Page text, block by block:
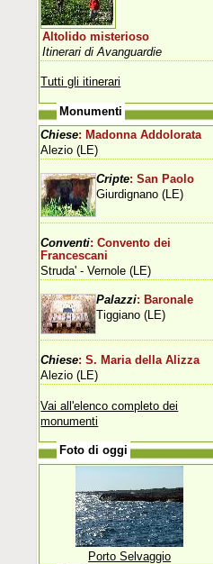
Altolido misterioso
Itinerari di Avanguardie
Tutti gli itinerari
Monumenti
Chiese: Madonna Addolorata
Alezio (LE)
Cripte: San Paolo
Giurdignano (LE)
Conventi: Convento dei
Francescani
Struda' - Vernole (LE)
Palazzi: Baronale
Tiggiano (LE)
Chiese: S. Maria della Alizza
Alezio (LE)
Vai all'elenco completo dei
monumenti
Foto di oggi
Porto Selvaggio